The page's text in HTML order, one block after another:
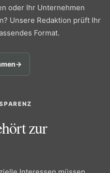
oder Ihr Unternehmen
Unsere Redaktion prüft Ihr
Format.
→
zur